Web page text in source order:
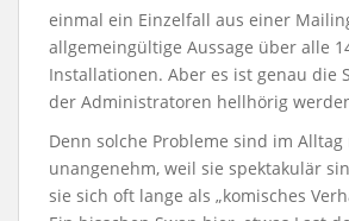
einmal ein Einzelfall aus einer
allgemeingültige Aussage über alle
Installationen. Aber es ist genau die
der Administratoren hellhörig
Denn solche Probleme sind im
unangenehm, weil sie spektakulär
sie sich oft lange als „komisches